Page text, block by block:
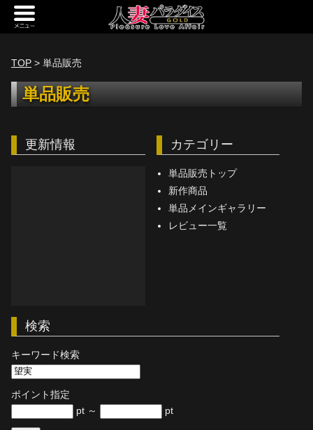
トップページ
[定額] メインギャラリー
単品販売
ヘルプ
お問い合わせ
TOP > 単品販売
単品販売
更新情報 カテゴリー
単品販売トップ
新作商品
単品メインギャラリー
レビュー一覧
検索
キーワード検索
ポイント指定
pt ～
pt